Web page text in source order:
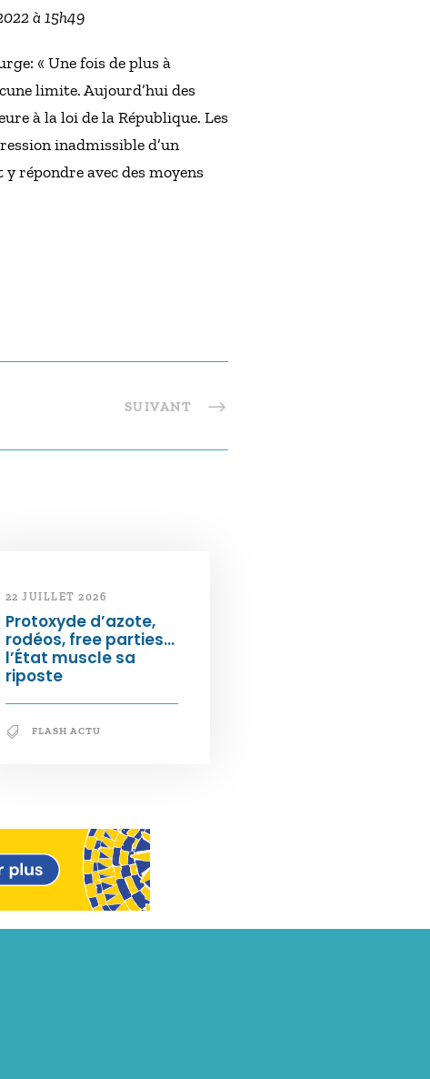
à 15h49
« Une fois de plus à
limite. Aujourd’hui des
à la loi de la République. Les
inadmissible d’un
répondre avec des moyens
SUIVANT
22 JUILLET 2026
Protoxyde d’azote,
rodéos, free parties…
l’État muscle sa
riposte
FLASH ACTU